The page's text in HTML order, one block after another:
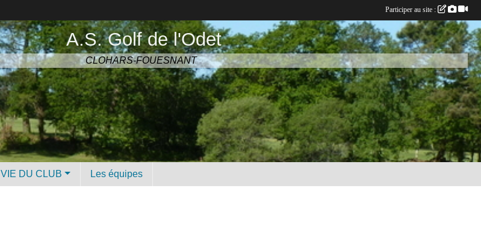
A.S. Golf de l'Odet
CLOHARS-FOUESNANT
VIE DU CLUB Les équipes
Participer au site :